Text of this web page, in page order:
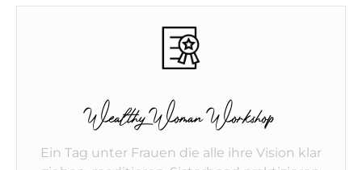
Wealthy Woman Workshop
Ein Tag unter Frauen die alle ihre Vision klar